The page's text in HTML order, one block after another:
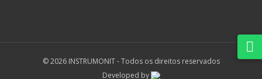
© 2026 INSTRUMONIT -Todos os direitos reservados
Developed by